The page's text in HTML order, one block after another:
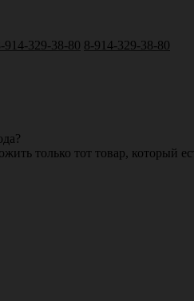
914-329-38-80 8-914-329-38-80
только тот товар, который